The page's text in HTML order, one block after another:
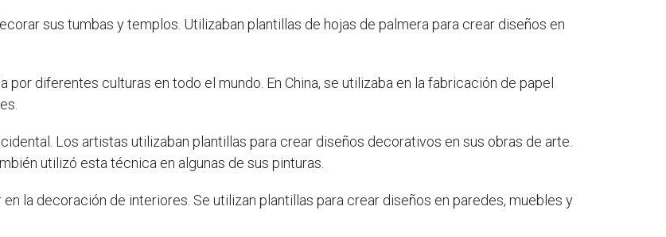
sus tumbas y templos. Utilizaban plantillas de hojas de palmera para crear diseños en
por diferentes culturas en todo el mundo. En China, se utilizaba en la fabricación de papel
Los artistas utilizaban plantillas para crear diseños decorativos en sus obras de arte.
utilizó esta técnica en algunas de sus pinturas.
la decoración de interiores. Se utilizan plantillas para crear diseños en paredes, muebles y